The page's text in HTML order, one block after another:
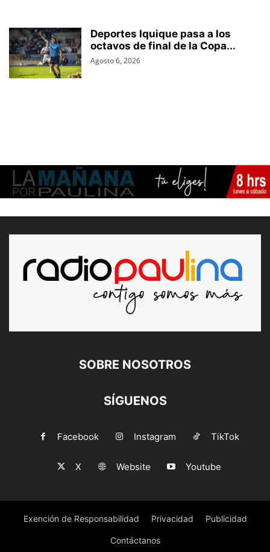
Deportes Iquique pasa a los
octavos de final de la Copa...
Agosto 6, 2026
SOBRE NOSOTROS
SÍGUENOS
Facebook Instagram TikTok
X Website Youtube
Exención de Responsabilidad Privacidad Publicidad
Contáctanos